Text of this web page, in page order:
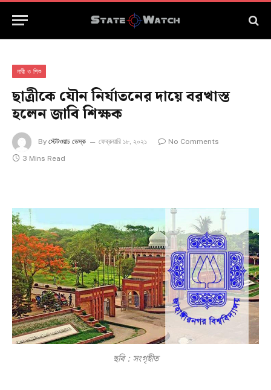
নারী ও শিশু
ছাত্রীকে যৌন নির্যাতনের দায়ে বরখাস্ত
হলেন জাবি শিক্ষক
By স্টেটওয়াচ ডেস্ক ফেব্রুয়ারি ১৮, ২০২১
No Comments
3 Mins Read
ছবি : সংগৃহীত